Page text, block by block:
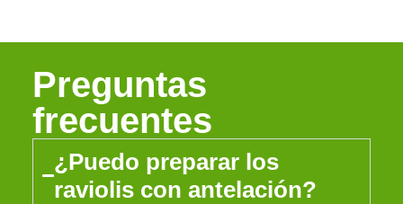
Preguntas
frecuentes
¿Puedo preparar los
raviolis con antelación?